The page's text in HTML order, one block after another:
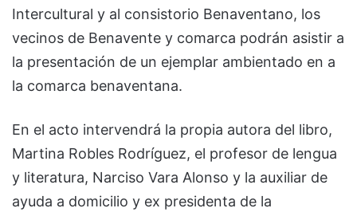
Intercultural y al consistorio Benaventano, los
vecinos de Benavente y comarca podrán asistir a
la presentación de un ejemplar ambientado en a
la comarca benaventana.
En el acto intervendrá la propia autora del libro,
Martina Robles Rodríguez, el profesor de lengua
y literatura, Narciso Vara Alonso y la auxiliar de
ayuda a domicilio y ex presidenta de la